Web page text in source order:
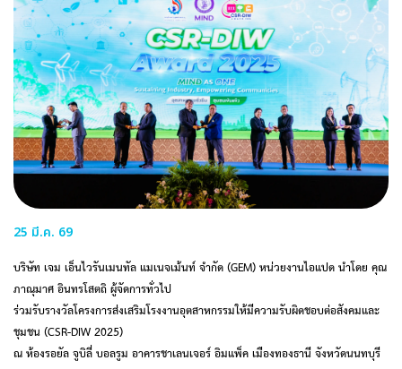
25 มี.ค. 69
บริษัท เจม เอ็นไวรันเมนทัล แมเนจเม้นท์ จำกัด (GEM) หน่วยงานไอแปด นำโดย คุณ
ภาณุมาศ อินทรโสตถิ ผู้จัดการทั่วไป
ร่วมรับรางวัลโครงการส่งเสริมโรงงานอุตสาหกรรมให้มีความรับผิดชอบต่อสังคมและ
ชุมชน (CSR-DIW 2025)
ณ ห้องรอยัล จูบิลี่ บอลรูม อาคารชาเลนเจอร์ อิมแพ็ค เมืองทองธานี จังหวัดนนทบุรี